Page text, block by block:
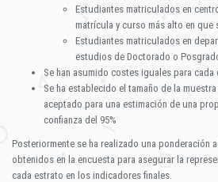
Estudiantes matriculados en
matrícula y curso más alto en que
Estudiantes matriculados en
estudios de Doctorado o
Se han asumido costes iguales para
Se ha establecido el tamaño de la
aceptado para una estimación de una
confianza del 95%
Posteriormente se ha realizado una ponderación
obtenidos en la encuesta para asegurar la
cada estrato en los indicadores finales.